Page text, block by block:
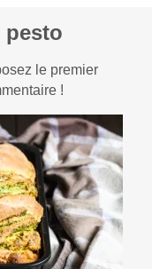
pesto
le premier
!